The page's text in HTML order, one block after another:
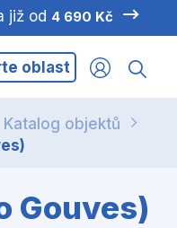
již od 4 690 Kč
oblast
Katalog objektů
Gouves)